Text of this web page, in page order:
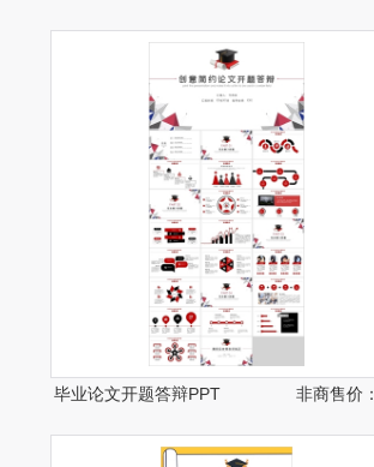
毕业论文开题答辩PPT 非商售价：